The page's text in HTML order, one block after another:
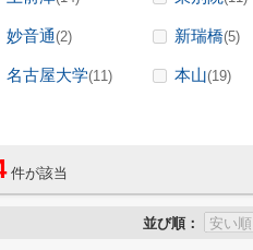
妙音通(2) 新瑞橋(5)
名古屋大学(11) 本山(19)
件が該当
並び順：